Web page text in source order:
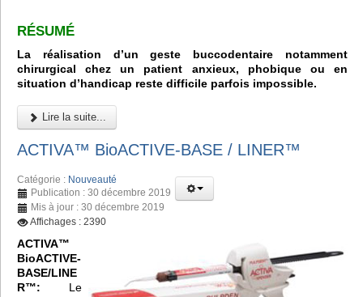
RÉSUMÉ
La réalisation d’un geste buccodentaire notamment
chirurgical chez un patient anxieux, phobique ou en
situation d’handicap reste difficile parfois impossible.
Lire la suite...
ACTIVA™ BioACTIVE-BASE / LINER™
Catégorie : Nouveauté
Publication : 30 décembre 2019
Mis à jour : 30 décembre 2019
Affichages : 2390
ACTIVA™
BioACTIVE-
BASE/LINE
R™: Le